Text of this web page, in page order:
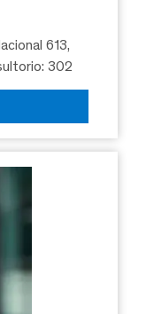
613,
302